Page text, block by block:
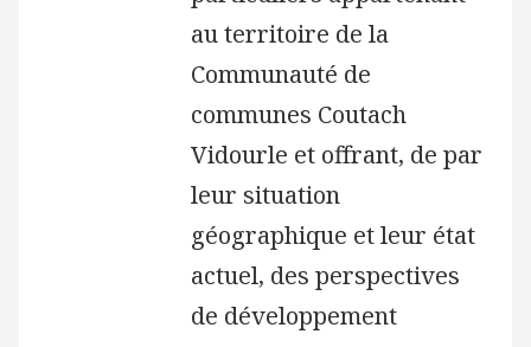
au territoire de la
Communauté de
communes Coutach
Vidourle et offrant, de par
leur situation
géographique et leur état
actuel, des perspectives
de développement